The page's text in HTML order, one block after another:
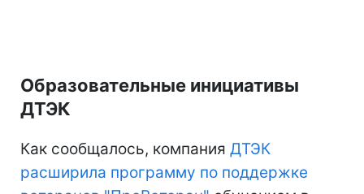
Образовательные инициативы
ДТЭК
Как сообщалось, компания ДТЭК
расширила программу по поддержке